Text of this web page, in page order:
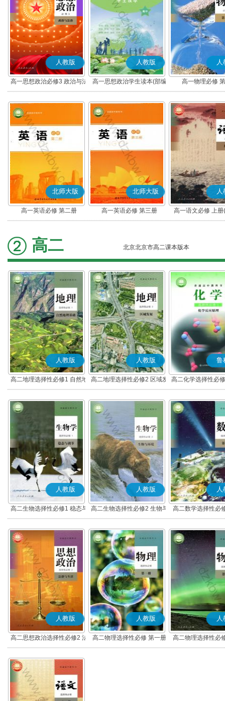
人教版
高一思想政治必修3 政治与法
治(部编版)
人教版
高一思想政治学生读本(部编
版)
人
高一物理必修
北师大版
高一英语必修 第二册
北师大版
高一英语必修 第三册
人
高一语文必修 上
高二 北京北京市高二课本版本
人教版
高二地理选择性必修1 自然地
理基础
人教版
高二地理选择性必修2 区域发
展
鲁
高二化学选择性必
应原理
人教版
高二生物选择性必修1 稳态与
调节
人教版
高二生物选择性必修2 生物与
环境
人
高二数学选择性必
(A版)
人教版
高二思想政治选择性必修2 法
律与生活(部编版)
人教版
高二物理选择性必修 第一册
人
高二物理选择性必